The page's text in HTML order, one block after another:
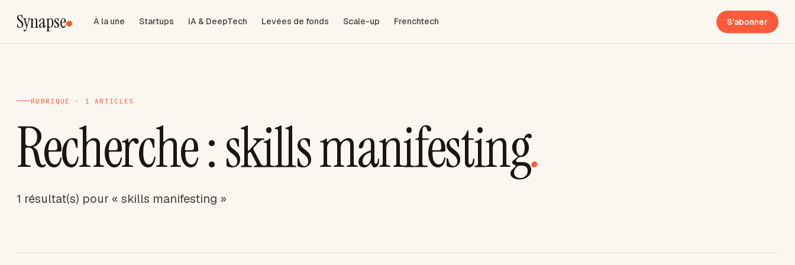
Synapse À la une Startups IA & DeepTech Levées de fonds Scale-up Frenchtech S'abonner
RUBRIQUE · 1 ARTICLES
Recherche : skills manifesting.
1 résultat(s) pour « skills manifesting »